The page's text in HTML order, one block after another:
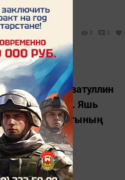
0 0
Раил Салаватуллин
сайлады. Яшь
район башлыгының